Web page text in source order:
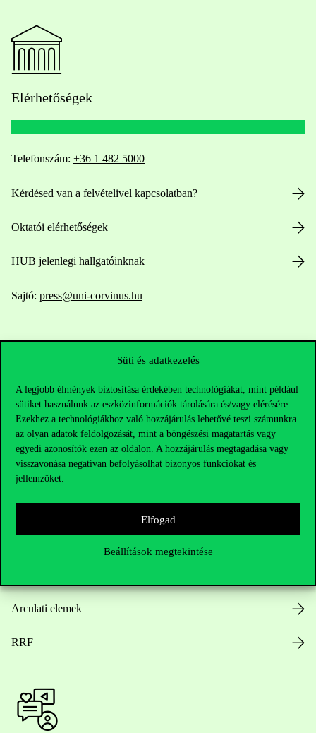
Süti és adatkezelés
A legjobb élmények biztosítása érdekében technológiákat, mint például
sütiket használunk az eszközinformációk tárolására és/vagy elérésére.
Ezekhez a technológiákhoz való hozzájárulás lehetővé teszi számunkra
az olyan adatok feldolgozását, mint a böngészési magatartás vagy
egyedi azonosítók ezen az oldalon. A hozzájárulás megtagadása vagy
visszavonása negatívan befolyásolhat bizonyos funkciókat és
jellemzőket.
Elfogad
Beállítások megtekintése
Elérhetőségek
Telefonszám: +36 1 482 5000
Kérdésed van a felvételivel kapcsolatban?
Oktatói elérhetőségek
HUB jelenlegi hallgatóinknak
Sajtó: press@uni-corvinus.hu
Hasznos linkek
Nyitvatartás
Házirend
Arculati elemek
RRF